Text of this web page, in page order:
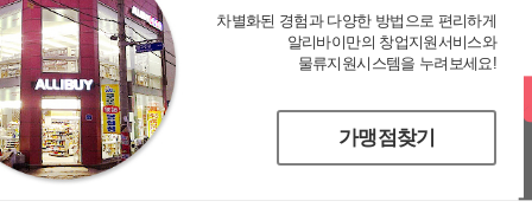
차별화된 경험과 다양한 방법으로 편리하게
알리바이만의 창업지원서비스와
물류지원시스템을 누려보세요!
가맹점찾기